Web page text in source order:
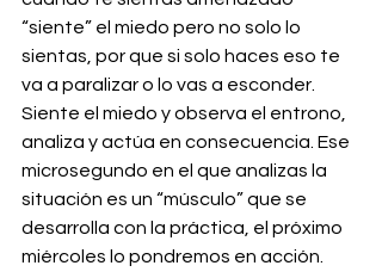
“siente” el miedo pero no solo lo
sientas, por que si solo haces eso te
va a paralizar o lo vas a esconder.
Siente el miedo y observa el entrono,
analiza y actúa en consecuencia. Ese
microsegundo en el que analizas la
situación es un “músculo” que se
desarrolla con la práctica, el próximo
miércoles lo pondremos en acción.